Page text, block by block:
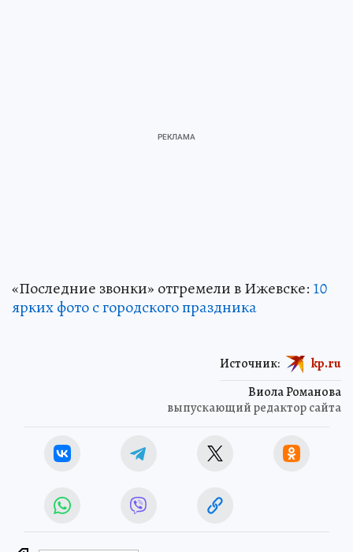
«Последние звонки» отгремели в Ижевске: 10
ярких фото с городского праздника
Виола Романова
выпускающий редактор сайта
Источник: kp.ru